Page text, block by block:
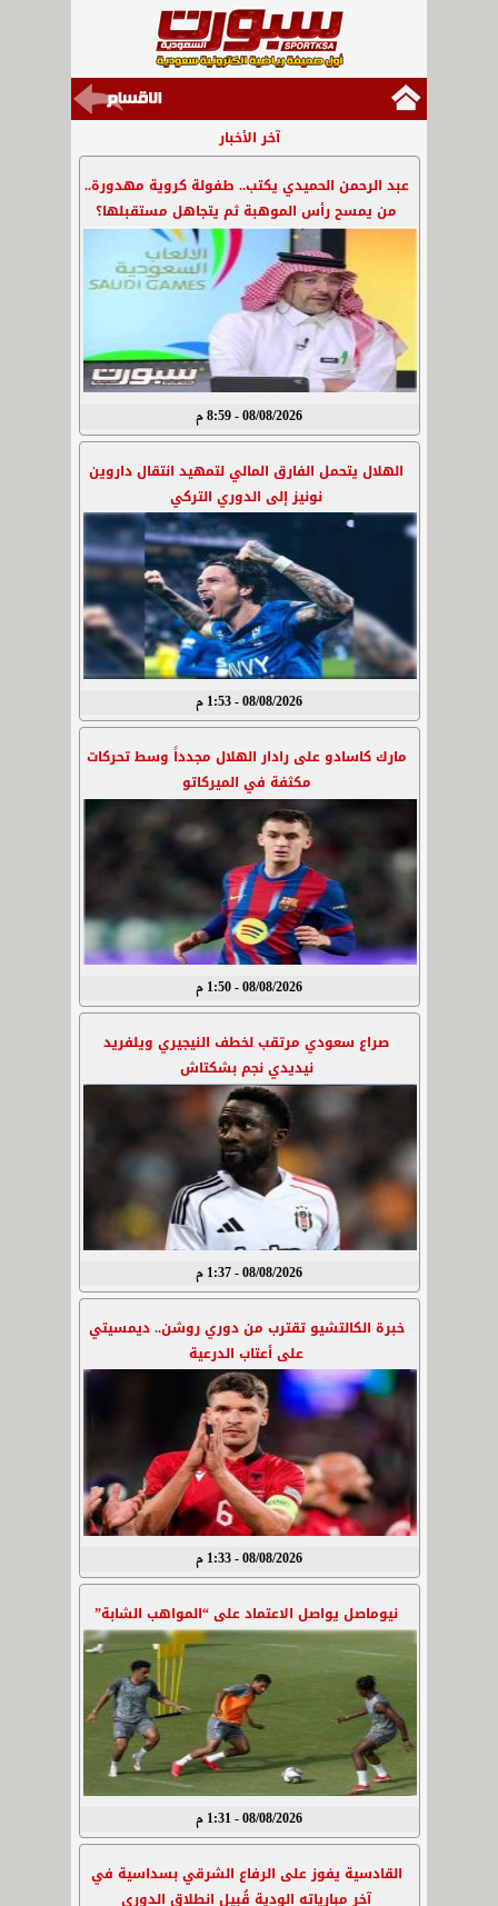
آخر الأخبار
عبد الرحمن الحميدي يكتب.. طفولة كروية مهدورة..
من يمسح رأس الموهبة ثم يتجاهل مستقبلها؟
08/08/2026 - 8:59 م
الهلال يتحمل الفارق المالي لتمهيد انتقال داروين
نونيز إلى الدوري التركي
08/08/2026 - 1:53 م
مارك كاسادو على رادار الهلال مجدداً وسط تحركات
مكثفة في الميركاتو
08/08/2026 - 1:50 م
صراع سعودي مرتقب لخطف النيجيري ويلفريد
نيديدي نجم بشكتاش
08/08/2026 - 1:37 م
خبرة الكالتشيو تقترب من دوري روشن.. ديمسيتي
على أعتاب الدرعية
08/08/2026 - 1:33 م
نيوماصل يواصل الاعتماد على “المواهب الشابة”
08/08/2026 - 1:31 م
القادسية يفوز على الرفاع الشرقي بسداسية في
آخر مبارياته الودية قُبيل انطلاق الدوري